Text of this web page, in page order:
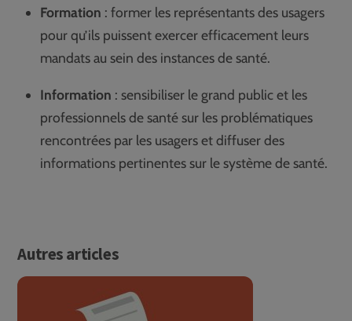
Formation : former les représentants des usagers
pour qu’ils puissent exercer efficacement leurs
mandats au sein des instances de santé.
Information : sensibiliser le grand public et les
professionnels de santé sur les problématiques
rencontrées par les usagers et diffuser des
informations pertinentes sur le système de santé.
Autres articles